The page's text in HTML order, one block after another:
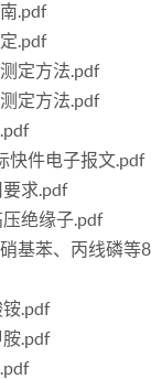
.pdf
.pdf
定方法.pdf
定方法.pdf
快件电子报文.pdf
求.pdf
绝缘子.pdf
基苯、丙线磷等
.pdf
.pdf